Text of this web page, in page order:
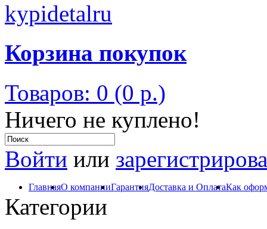
kypidetalru
Корзина покупок
Товаров: 0 (0 р.)
Ничего не куплено!
Войти или
ГлавнаяО компанииГарантияДоставка и ОплатаКак
Категории